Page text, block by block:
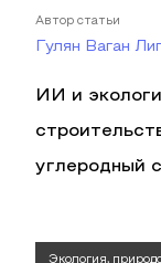
Автор статьи
Гулян Ваган
ИИ и
углеродный
Экология,